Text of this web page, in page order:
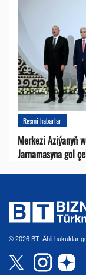
Resmi habarlar
Merkezi Aziýanyň
Jarnamasyna gol
© 2026 BT. Ähli hukuklar